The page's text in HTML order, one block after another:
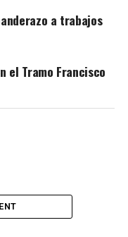
a trabajos
el Tramo Francisco